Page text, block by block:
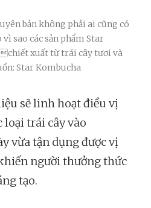
bản không phải ai cũng có
sao các sản phẩm Star
xuất từ trái cây tươi và
Star Kombucha
sẽ linh hoạt điều vị
loại trái cây vào
vừa tận dụng được vị
người thưởng thức
tạo.